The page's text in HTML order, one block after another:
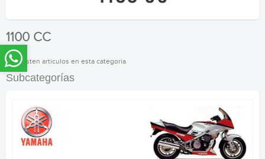
1100 CC
No existen articulos en esta categoria
Subcategorías